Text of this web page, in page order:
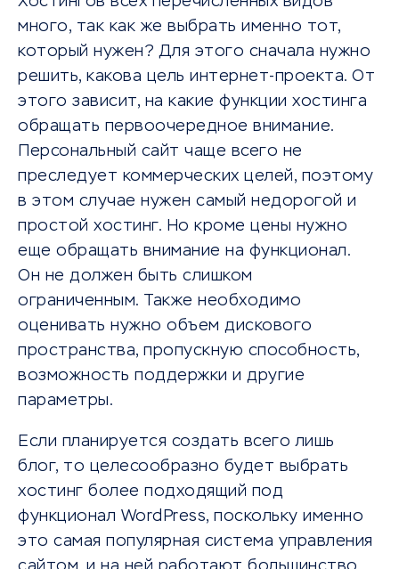
много, так как же выбрать именно тот,
который нужен? Для этого сначала нужно
решить, какова цель интернет-проекта. От
этого зависит, на какие функции хостинга
обращать первоочередное внимание.
Персональный сайт чаще всего не
преследует коммерческих целей, поэтому
в этом случае нужен самый недорогой и
простой хостинг. Но кроме цены нужно
еще обращать внимание на функционал.
Он не должен быть слишком
ограниченным. Также необходимо
оценивать нужно объем дискового
пространства, пропускную способность,
возможность поддержки и другие
параметры.
Если планируется создать всего лишь
блог, то целесообразно будет выбрать
хостинг более подходящий под
функционал WordPress, поскольку именно
это самая популярная система управления